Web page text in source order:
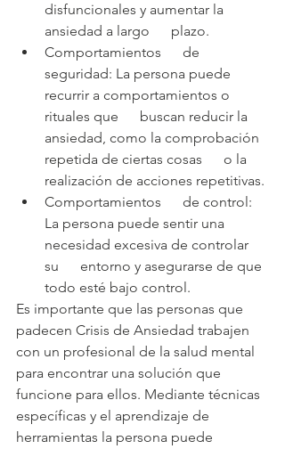
disfuncionales y aumentar la
ansiedad a largo      plazo.
Comportamientos      de
seguridad: La persona puede
recurrir a comportamientos o
rituales que      buscan reducir la
ansiedad, como la comprobación
repetida de ciertas cosas      o la
realización de acciones repetitivas.
Comportamientos      de control:
La persona puede sentir una
necesidad excesiva de controlar
su      entorno y asegurarse de que
todo esté bajo control.
Es importante que las personas que
padecen Crisis de Ansiedad trabajen
con un profesional de la salud mental
para encontrar una solución que
funcione para ellos. Mediante técnicas
específicas y el aprendizaje de
herramientas la persona puede